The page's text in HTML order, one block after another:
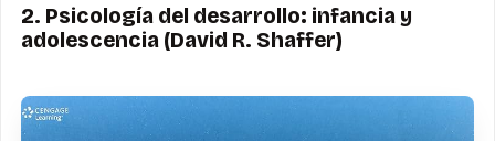
2. Psicología del desarrollo: infancia y
adolescencia (David R. Shaffer)